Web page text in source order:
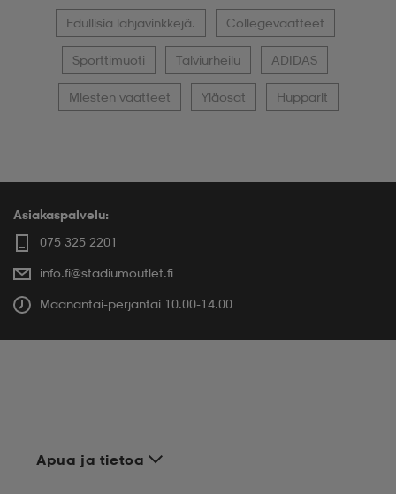
Edullisia lahjavinkkejä. Collegevaatteet
Sporttimuoti Talviurheilu ADIDAS
Miesten vaatteet Yläosat Hupparit
Asiakaspalvelu:
075 325 2201
info.fi@stadiumoutlet.fi
Maanantai-perjantai 10.00-14.00
Apua ja tietoa